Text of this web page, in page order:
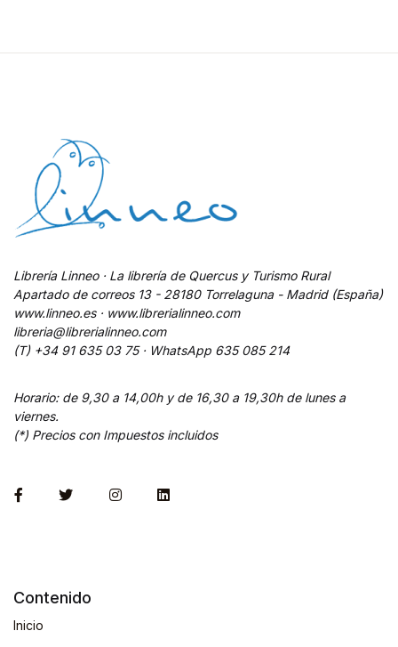
Librería Linneo · La librería de Quercus y Turismo Rural
Apartado de correos 13 - 28180 Torrelaguna - Madrid (España)
www.linneo.es · www.librerialinneo.com
libreria@librerialinneo.com
(T) +34 91 635 03 75 · WhatsApp 635 085 214
Horario: de 9,30 a 14,00h y de 16,30 a 19,30h de lunes a
viernes.
(*) Precios con Impuestos incluidos
Contenido
Inicio